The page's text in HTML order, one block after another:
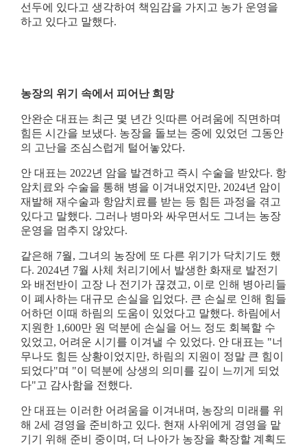
선두에 있다고 생각하여 책임감을 가지고 농가 운영을
하고 있다고 말했다.
농장의 위기 속에서 피어난 희망
안완순 대표는 최근 몇 년간 잇따른 어려움에 직면하며
힘든 시간을 보냈다. 농장을 돌보는 중에 있었던 그동안
의 고난을 조심스럽게 털어놓았다.
안 대표는 2022년 암을 발견하고 즉시 수술을 받았다. 항
암치료와 수술을 통해 병을 이겨내었지만, 2024년 암이
재발해 재수술과 항암치료를 받는 등 힘든 과정을 겪고
있다고 말했다. 그러나 병마와 싸우면서도 그녀는 농장
운영을 멈추지 않았다.
같은해 7월, 그녀의 농장에 또 다른 위기가 닥치기도 했
다. 2024년 7월 사체 처리기에서 발생한 화재로 발전기
와 배전반이 고장 나 전기가 끊겼고, 이로 인해 병아리들
이 폐사하는 대규모 손실을 입었다. 큰 손실로 인해 힘들
어하던 이때 하림의 도움이 있었다고 말했다. 하림에서
지원한 1,600만 원 덕분에 손실을 어느 정도 회복할 수
있었고, 어려운 시기를 이겨낼 수 있었다. 안 대표는 "너
무나도 힘든 상황이었지만, 하림의 지원이 정말 큰 힘이
되었다"며 "이 덕분에 상생의 의미를 깊이 느끼게 되었
다"고 감사함을 전했다.
안 대표는 이러한 어려움을 이겨내며 , 농장의 미래를 위
해 2세 경영을 준비하고 있다. 현재 사위에게 경영을 맡
기기 위해 준비 중이며 , 더 나아가 농장을 확장할 계획도